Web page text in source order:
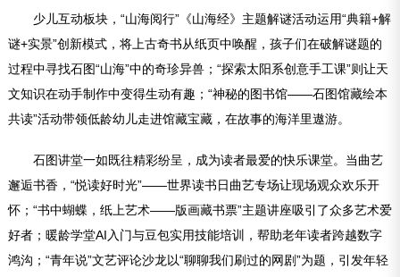
少儿互动板块，“山海阅行”《山海经》主题解谜活动运用“典籍+解
谜+实景”创新模式，将上古奇书从纸页中唤醒，孩子们在破解谜题的
过程中寻找石图“山海”中的奇珍异兽；“探索太阳系创意手工课”则让天
文知识在动手制作中变得生动有趣；“神秘的图书馆——石图馆藏绘本
共读”活动带领低龄幼儿走进馆藏宝藏，在故事的海洋里遨游。
石图讲堂一如既往精彩纷呈，成为读者最爱的快乐课堂。当曲艺
邂逅书香，“悦读好时光”——世界读书日曲艺专场让现场观众欢乐开
怀；“书中蝴蝶，纸上艺术——版画藏书票”主题讲座吸引了众多艺术爱
好者；暖龄学堂AI入门与豆包实用技能培训，帮助老年读者跨越数字
鸿沟；“青年说”文艺评论沙龙以“聊聊我们刷过的网剧”为题，引发年轻